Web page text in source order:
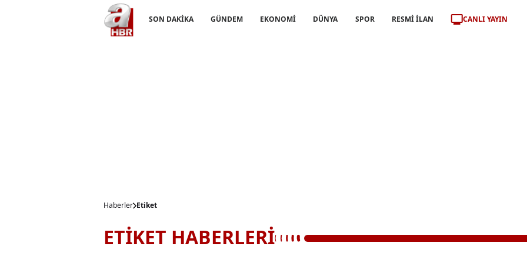
SON DAKİKA GÜNDEM EKONOMİ DÜNYA SPOR RESMİ İLAN CANLI YAYIN
Haberler Etiket
ETİKET HABERLERİ